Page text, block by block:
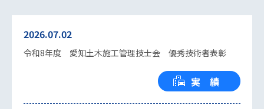
2026.07.02
令和8年度 愛知土木施工管理技士会 優秀技術者表彰
実 績